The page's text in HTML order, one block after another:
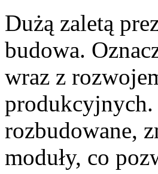
Dużą zaletą
budowa.
wraz z
produkcyjnych.
rozbudowane,
moduły, co